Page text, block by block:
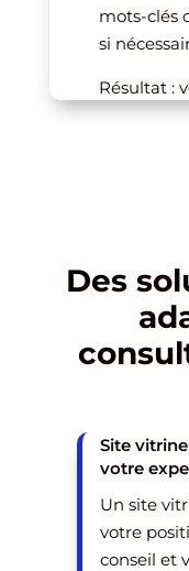
mots-clés
si
Résultat :
réellement
Des
Site
votre
Un site
votre
conseil et